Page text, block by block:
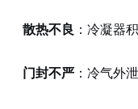
散热不良 ：冷凝器
门封不严 ：冷气外